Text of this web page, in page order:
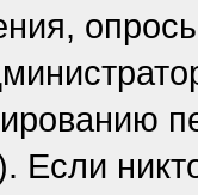
Если